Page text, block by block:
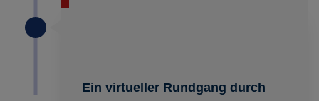
Ein virtueller Rundgang durch